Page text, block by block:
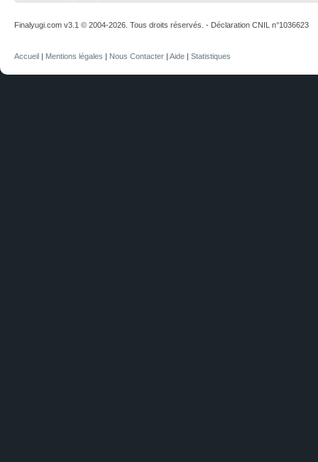
Finalyugi.com v3.1 © 2004-2026. Tous droits réservés. - Déclaration CNIL n°1036623
Accueil | Mentions légales | Nous Contacter | Aide | Statistiques